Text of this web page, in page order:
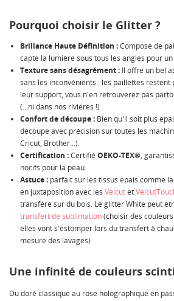
Pourquoi choisir le Glitter ?
Brillance Haute Définition :Composé de
capte la lumière sous tous les angles pour
Texture sans désagrément : Il offre un bel
sans les inconvénients : les paillettes
leur support, vous n'en retrouverez pas
(...ni dans nos rivières !)
Confort de découpe : Bien qu'il soit plus
découpe avec précision sur toutes les
Cricut, Brother...).
Certification :Certifié OEKO-TEX®,
nocifs pour la peau.
Astuce : parfait sur les tissus épais comme
en juxtaposition avec les Velcutet
transféré sur du bois. Le glitter White peut
transfert de sublimation(choisir des
elles vont s'estomper lors du transfert à
mesure des lavages)
Une infinité de couleurs
Du doré classique au rose holographique en